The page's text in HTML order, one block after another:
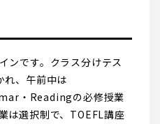
ンです。クラス分けテス
れ、午前中は
・Readingの必修授業
は選択制で、TOEFL講座